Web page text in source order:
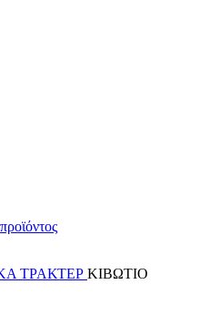
ΤΡΑΚΤΕΡ ΚΙΒΩΤΙΟ